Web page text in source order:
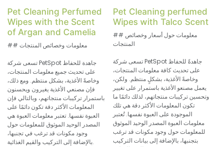
Pet Cleaning Perfumed
Wipes with the Scent
of Argan and Camelia
## معلومات وخصائص المنتجات
تسعى شركة PetSpot جاهدة للحفاظ
على تحديث جميع معلومات المنتجات،
وخاصةً الأغذية، بشكل منتظم. ومع ذلك،
فإن مصنعي الأغذية يغيرون ويحسنون
باستمرار تركيبات منتجاتهم، وبالتالي فإن
المعلومات الأكثر دقة تكون دائمًا على
العبوة نفسها. تعتبر معلومات العبوة هي
المصدر الوحيد الموثوق للمعلومات حول
وجود مكونات قد ترغب في تجنبها،
بالإضافة إلى التركيب والقيم الغذائية.
Pet Cleaning perfumed
Wipes with Talco Scent
## معلومات حول أسعار وخصائص
المنتجات
تسعى شركة PetSpot جاهدةً للحفاظ
على تحديث كافة معلومات المنتجات،
وخاصةً الأغذية، بشكلٍ منتظم. ولكن،
يعمل مصنعو الأغذية باستمرار على تغيير
وتحسين تركيبات منتجاتهم، لذلك دائمًا ما
تكون المعلومات الأكثر دقة هي تلك
الموجودة على العبوة نفسها. تُعتبر
معلومات العبوة المصدر الوحيد الموثوق
للمعلومات حول وجود مكونات قد ترغب
بتجنبها، بالإضافة إلى بيانات التركيب